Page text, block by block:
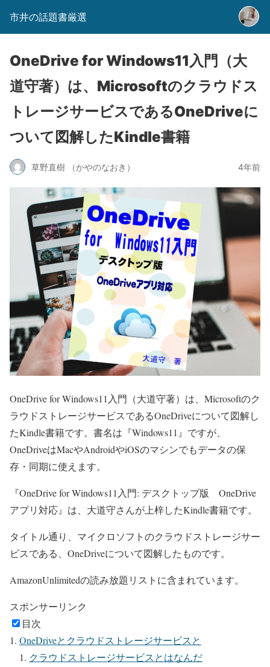
市井の話題書厳選
OneDrive for Windows11入門（大
道守著）は、Microsoftのクラウドス
トレージサービスであるOneDriveに
ついて図解したKindle書籍
草野直樹 （かやのなおき） 4年前
OneDrive for Windows11入門（大道守著）は、Microsoftのク
ラウドストレージサービスであるOneDriveについて図解し
たKindle書籍です。書名は『Windows11』ですが、
OneDriveはMacやAndroidやiOSのマシンでもデータの保
存・同期に使えます。
『OneDrive for Windows11入門: デスクトップ版 OneDrive
アプリ対応』は、大道守さんが上梓したKindle書籍です。
タイトル通り、マイクロソフトのクラウドストレージサー
ビスである、OneDriveについて図解したものです。
AmazonUnlimitedの読み放題リストに含まれています。
スポンサーリンク
目次
OneDriveとクラウドストレージサービスと
クラウドストレージサービスとはなんだ